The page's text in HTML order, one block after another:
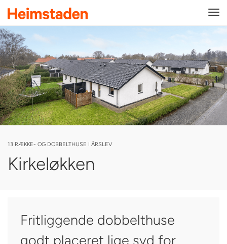
13 RÆKKE- OG DOBBELTHUSE I ÅRSLEV
Kirkeløkken
Fritliggende dobbelthuse
godt placeret lige syd for